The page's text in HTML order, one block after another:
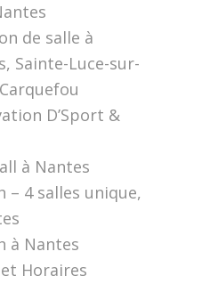
de salle à
Sainte-Luce-sur-
D’Sport &
à Nantes
– 4 salles unique,
à Nantes
Horaires